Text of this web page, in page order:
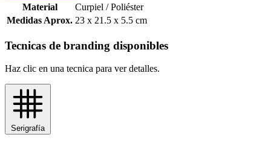
Material
Curpiel / Poliéster
Medidas Aprox. 23 x 21.5 x 5.5 cm
Tecnicas de branding disponibles
Haz clic en una tecnica para ver detalles.
Serigrafía